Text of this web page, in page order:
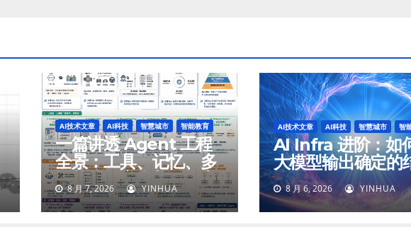
AI技术文章 AI科技 智慧城市 智能教育
一篇讲透 Agent 工程
全景：工具、记忆、多
智能体、安全与最终交
付8 月 7, 2026 YINHUA
AI技术文章 AI科技 智慧城市 智
AI Infra 进阶：如
大模型输出确定的
8 月 6, 2026 YINHUA